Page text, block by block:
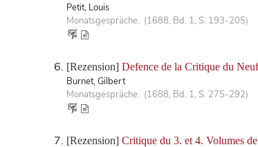
Petit, Louis
Monatsgespräche. (1688, Bd. 1, S. 193-205)
[Rezension] Defence de la Critique du
Burnet, Gilbert
Monatsgespräche. (1688, Bd. 1, S. 275-292)
[Rezension] Critique du 3. et 4. Volumes